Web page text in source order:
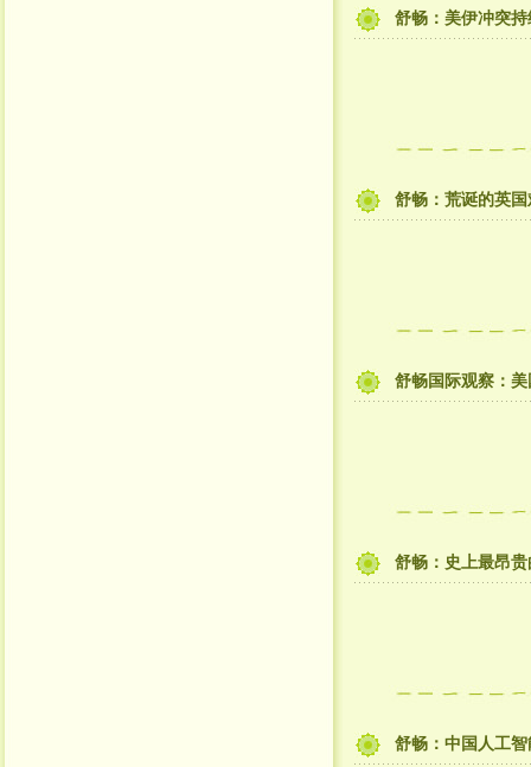
舒畅：美伊冲突
舒畅：荒诞的英
舒畅国际观察：
舒畅：史上最昂
舒畅：中国人工